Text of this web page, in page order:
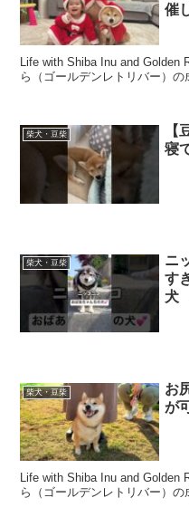
催
Life with Shiba Inu and Golden
ら（ゴールデンレトリバー）
柴犬・豆柴
【
寝
柴犬・豆柴
ニ
す
犬
柴犬・豆柴
お
が
Life with Shiba Inu and Golden
ら（ゴールデンレトリバー）